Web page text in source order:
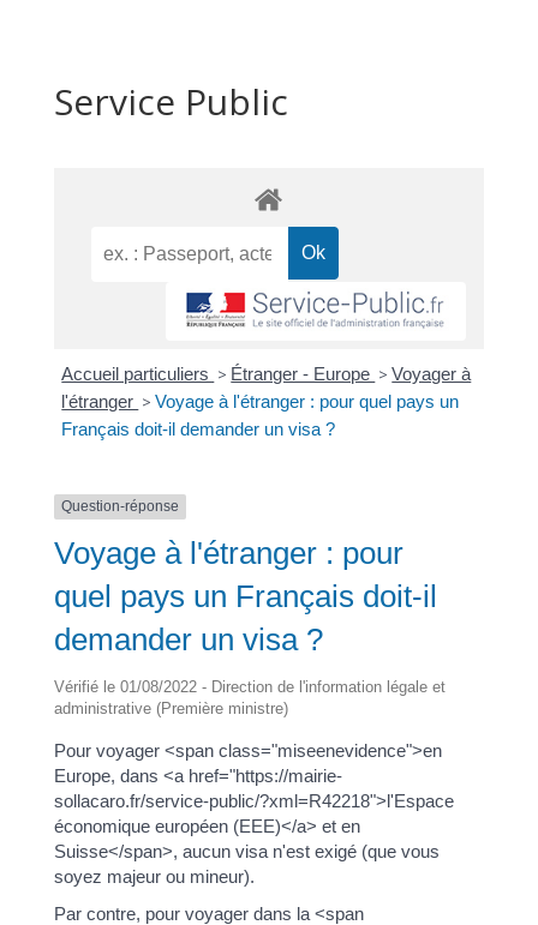
Service Public
Accueil particuliers > Étranger - Europe > Voyager à
l'étranger > Voyage à l'étranger : pour quel pays un
Français doit-il demander un visa ?
Question-réponse
Voyage à l'étranger : pour
quel pays un Français doit-il
demander un visa ?
Vérifié le 01/08/2022 - Direction de l'information légale et
administrative (Première ministre)
Pour voyager <span class="miseenevidence">en
Europe, dans <a href="https://mairie-
sollacaro.fr/service-public/?xml=R42218">l'Espace
économique européen (EEE)</a> et en
Suisse</span>, aucun visa n'est exigé (que vous
soyez majeur ou mineur).
Par contre, pour voyager dans la <span